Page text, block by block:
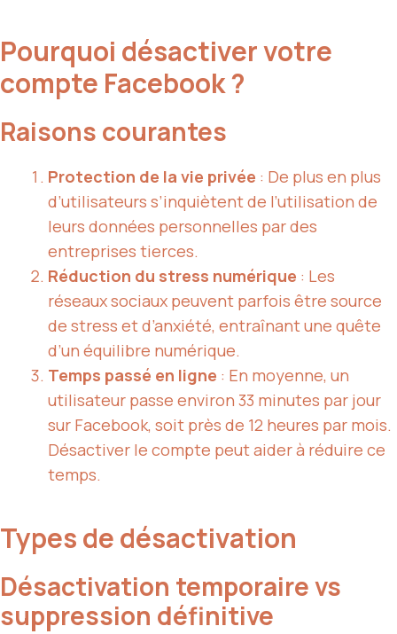
Pourquoi désactiver votre
compte Facebook ?
Raisons courantes
Protection de la vie privée : De plus en plus
d’utilisateurs s’inquiètent de l’utilisation de
leurs données personnelles par des
entreprises tierces.
Réduction du stress numérique : Les
réseaux sociaux peuvent parfois être source
de stress et d’anxiété, entraînant une quête
d’un équilibre numérique.
Temps passé en ligne : En moyenne, un
utilisateur passe environ 33 minutes par jour
sur Facebook, soit près de 12 heures par mois.
Désactiver le compte peut aider à réduire ce
temps.
Types de désactivation
Désactivation temporaire vs
suppression définitive